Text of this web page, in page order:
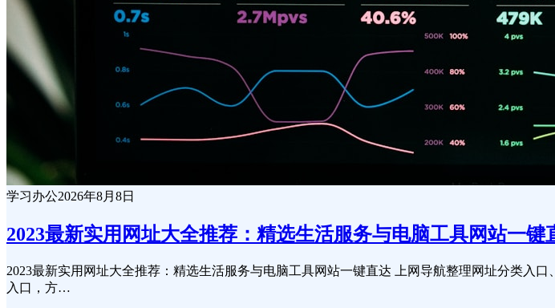
学习办公2026年8月8日
2023最新实用网址大全推荐：精选生活服务与电脑工具网站一键
2023最新实用网址大全推荐：精选生活服务与电脑工具网站一键直达 上网导航整理网址分类入
入口，方…